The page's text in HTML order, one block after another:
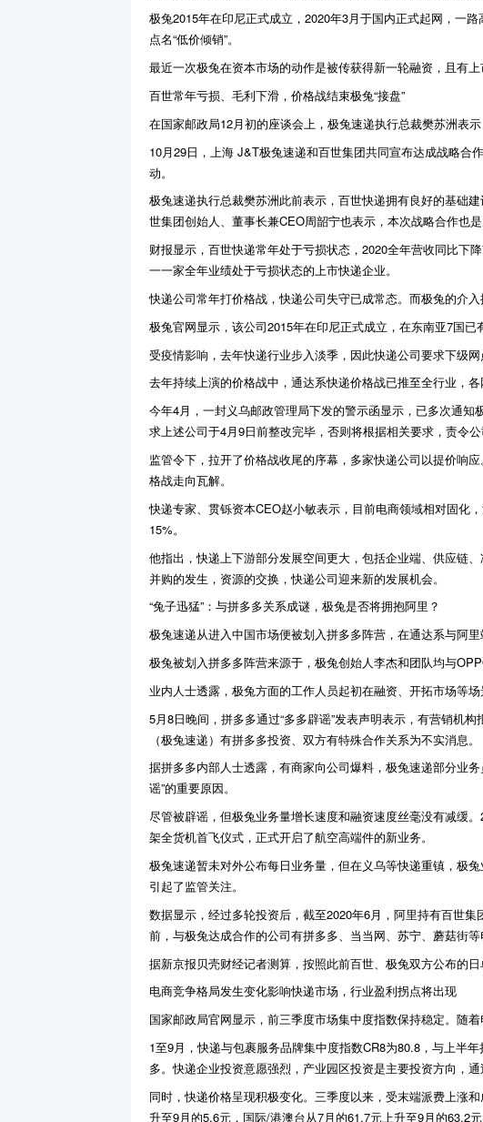
极兔2015年在印尼正式成立，2020年3月于国内正式起网，一
点名“低价倾销”。
最近一次极兔在资本市场的动作是被传获得新一轮融资，且有
百世常年亏损、毛利下滑，价格战结束极兔“接盘”
在国家邮政局12月初的座谈会上，极兔速递执行总裁樊苏洲表
10月29日，上海 J&T极兔速递和百世集团共同宣布达成战略合
动。
极兔速递执行总裁樊苏洲此前表示，百世快递拥有良好的基础
世集团创始人、董事长兼CEO周韶宁也表示，本次战略合作也
财报显示，百世快递常年处于亏损状态，2020全年营收同比下
一一家全年业绩处于亏损状态的上市快递企业。
快递公司常年打价格战，快递公司失守已成常态。而极兔的介入
极兔官网显示，该公司2015年在印尼正式成立，在东南亚7国
受疫情影响，去年快递行业步入淡季，因此快递公司要求下级
去年持续上演的价格战中，通达系快递价格战已推至全行业，
今年4月，一封义乌邮政管理局下发的警示函显示，已多次通
求上述公司于4月9日前整改完毕，否则将根据相关要求，责令公
监管令下，拉开了价格战收尾的序幕，多家快递公司以提价响
格战走向瓦解。
快递专家、贯铄资本CEO赵小敏表示，目前电商领域相对固化
15%。
他指出，快递上下游部分发展空间更大，包括企业端、供应链
并购的发生，资源的交换，快递公司迎来新的发展机会。
“兔子迅猛”：与拼多多关系成谜，极兔是否将拥抱阿里？
极兔速递从进入中国市场便被划入拼多多阵营，在通达系与阿
极兔被划入拼多多阵营来源于，极兔创始人李杰和团队均与
业内人士透露，极兔方面的工作人员起初在融资、开拓市场等
5月8日晚间，拼多多通过“多多辟谣”发表声明表示，有营销机
（极兔速递）有拼多多投资、双方有特殊合作关系为不实消息。
据拼多多内部人士透露，有商家向公司爆料，极兔速递部分业
谣”的重要原因。
尽管被辟谣，但极兔业务量增长速度和融资速度丝毫没有减缓
架全货机首飞仪式，正式开启了航空高端件的新业务。
极兔速递暂未对外公布每日业务量，但在义乌等快递重镇，极
引起了监管关注。
数据显示，经过多轮投资后，截至2020年6月，阿里持有百世
前，与极兔达成合作的公司有拼多多、当当网、苏宁、蘑菇街
据新京报贝壳财经记者测算，按照此前百世、极兔双方公布的
电商竞争格局发生变化影响快递市场，行业盈利拐点将出现
国家邮政局官网显示，前三季度市场集中度指数保持稳定。随
1至9月，快递与包裹服务品牌集中度指数CR8为80.8，与上半
多。快递企业投资意愿强烈，产业园区投资是主要投资方向，
同时，快递价格呈现积极变化。三季度以来，受末端派费上涨
升至9月的5.6元，国际/港澳台从7月的61.7元上升至9月的63.2